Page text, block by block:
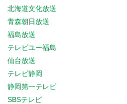
北海道文化放送
青森朝日放送
福島放送
テレビユー福島
仙台放送
テレビ静岡
静岡第一テレビ
SBSテレビ